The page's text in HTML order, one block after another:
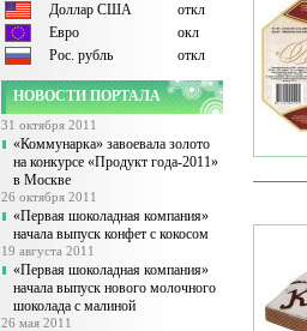
Доллар США
откл
Евро
окл
Рос. рубль
откл
НОВОСТИ ПОРТАЛА
31 октября 2011
«Коммунарка» завоевала золото
на конкурсе «Продукт года-2011»
в Москве
26 октября 2011
«Первая шоколадная компания»
начала выпуск конфет с кокосом
19 августа 2011
«Первая шоколадная компания»
начала выпуск нового молочного
шоколада с малиной
26 мая 2011